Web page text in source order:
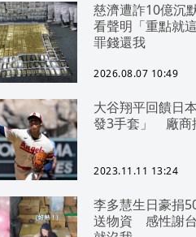
慈濟遭詐10億
看聲明「重點就
罪錢還我
2026.08.07 10:49
大谷翔平回饋日
發3手套」 廠商
2023.11.11 13:24
李多慧生日豪捐
送物資 感性謝